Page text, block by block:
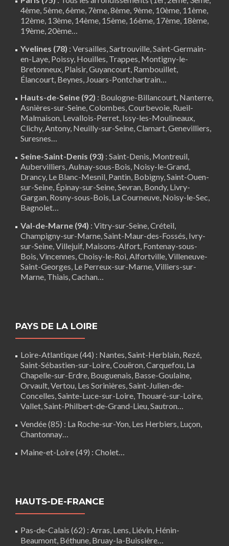
4ème, 5ème, 6ème, 7ème, 8ème, 9ème, 10ème, 11ème,
12ème, 13ème, 14ème, 15ème, 16ème, 17ème, 18ème,
19ème, 20ème…
Yvelines (78) : Versailles,Sartrouville,Saint-Germain-
en-Laye, Poissy, Houilles, Trappes, Montigny-le-
Bretonneux, Plaisir,Guyancourt, Rambouillet,
Élancourt, Beynes, Jouars-Pontchartrain…
Hauts-de-Seine (92) : Boulogne-Billancourt, Nanterre,
Asnières-sur-Seine, Colombes, Courbevoie, Rueil-
Malmaison, Levallois-Perret, Issy-les-Moulineaux,
Clichy, Antony, Neuilly-sur-Seine,Clamart, Genevilliers,
Suresnes…
Seine-Saint-Denis (93) : Saint-Denis, Montreuil,
Aubervilliers, Aulnay-sous-Bois, Noisy-le-Grand,
Drancy, Le Blanc-Mesnil, Pantin, Bobigny, Saint-Ouen-
sur-Seine, Épinay-sur-Seine, Sevran, Bondy, Livry-
Gargan, Rosny-sous-Bois, La Courneuve, Noisy-le-Sec,
Bagnolet…
Val-de-Marne (94) : Vitry-sur-Seine,Créteil,
Champigny-sur-Marne, Saint-Maur-des-Fossés, Ivry-
sur-Seine, Villejuif, Maisons-Alfort, Fontenay-sous-
Bois,Vincennes, Choisy-le-Roi, Alfortville, Villeneuve-
Saint-Georges, Le Perreux-sur-Marne, Villiers-sur-
Marne, Thiais, Cachan…
PAYS DE LA LOIRE
Loire-Atlantique (44) : Nantes,Saint-Herblain, Rezé,
Saint-Sébastien-sur-Loire,Couëron,Carquefou, La
Chapelle-sur-Erdre, Bouguenais, Basse-Goulaine,
Orvault,Vertou, Les Sorinières,Saint-Julien-de-
Concelles,Sainte-Luce-sur-Loire, Thouaré-sur-Loire,
Vallet, Saint-Philbert-de-Grand-Lieu, Sautron…
Vendée (85) : La Roche-sur-Yon, Les Herbiers, Luçon,
Chantonnay…
Maine-et-Loire (49) : Cholet…
HAUTS-DE-FRANCE
Pas-de-Calais (62) : Arras, Lens, Liévin, Hénin-
Beaumont, Béthune, Bruay-la-Buissière…